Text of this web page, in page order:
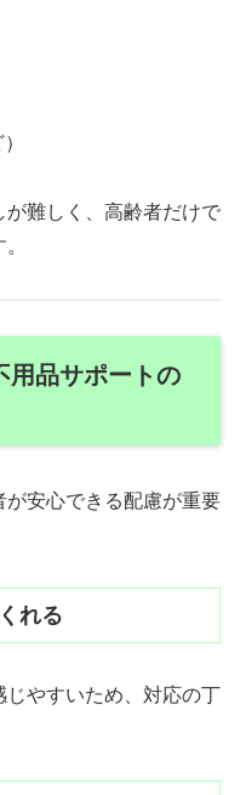
が難しく、高齢者だけで
用品サポートの
安心できる配慮が重要
れる
やすいため、対応の丁